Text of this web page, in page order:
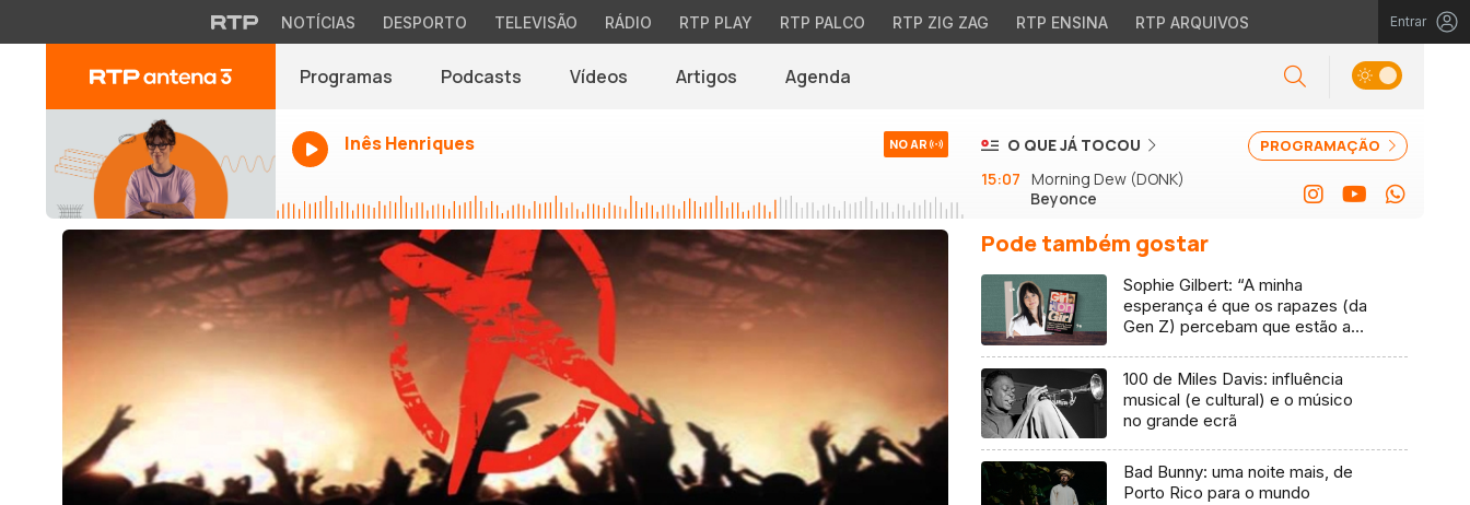
NOTÍCIAS DESPORTO TELEVISÃO RÁDIO RTP PLAY RTP PALCO RTP ZIG ZAG RTP ENSINA RTP ARQUIVOS Entrar
Programas Podcasts Vídeos Artigos Agenda
Inês Henriques NO AR PROGRAMAÇÃO
O QUE JÁ TOCOU
15:07 Morning Dew (DONK)
Beyonce
Pode também gostar
Sophie Gilbert: “A minha
esperança é que os rapazes (da
Gen Z) percebam que estão a
100 de Miles Davis: influência
musical (e cultural) e o músico
no grande ecrã
Bad Bunny: uma noite mais, de
Porto Rico para o mundo